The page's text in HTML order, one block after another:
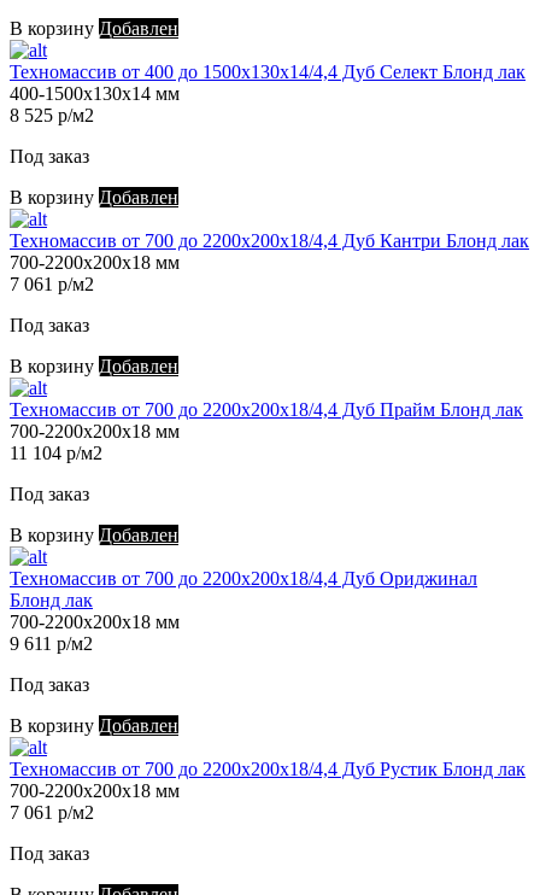
В корзину Добавлен
Техномассив от 400 до 1500х130х14/4,4 Дуб Селект Блонд лак
400-1500х130х14 мм
8 525 р/м2
Под заказ
В корзину Добавлен
Техномассив от 700 до 2200х200х18/4,4 Дуб Кантри Блонд лак
700-2200х200х18 мм
7 061 р/м2
Под заказ
В корзину Добавлен
Техномассив от 700 до 2200х200х18/4,4 Дуб Прайм Блонд лак
700-2200х200х18 мм
11 104 р/м2
Под заказ
В корзину Добавлен
Техномассив от 700 до 2200х200х18/4,4 Дуб Ориджинал
Блонд лак
700-2200х200х18 мм
9 611 р/м2
Под заказ
В корзину Добавлен
Техномассив от 700 до 2200х200х18/4,4 Дуб Рустик Блонд лак
700-2200х200х18 мм
7 061 р/м2
Под заказ